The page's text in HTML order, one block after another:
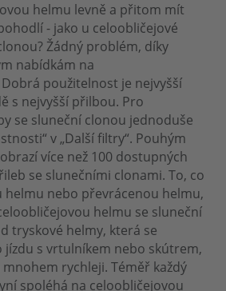
helmu levně a přitom mít
- jako u celoobličejové
Žádný problém, díky
nabídkám na
použitelnost je nejvyšší
s nejvyšší přilbou. Pro
se sluneční clonou jednoduše
v „Další filtry“. Pouhým
více než 100 dostupných
se slunečními clonami. To, co
nebo převrácenou helmu,
helmu se sluneční
tryskové helmy, která se
jízdu s vrtulníkem nebo skútrem,
rychleji. Téměř každý
spoléhá na celoobličejovou